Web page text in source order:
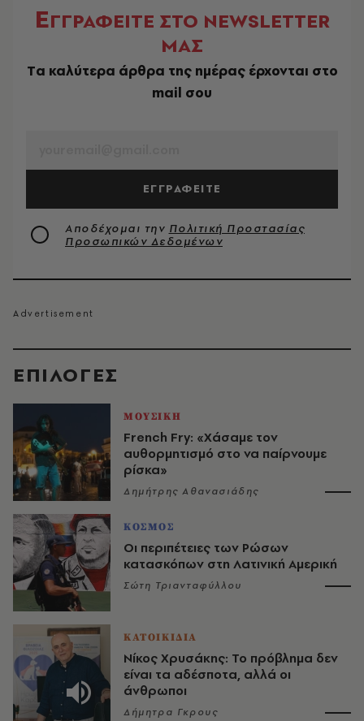
EΠΙΛΟΓΈΣ
ΜΟΥΣΙΚΗ
French Fry: «Χάσαμε τον
αυθορμητισμό στο να παίρνουμε
ρίσκα»
Δημήτρης Αθανασιάδης
ΚΟΣΜΟΣ
Οι περιπέτειες των Ρώσων
κατασκόπων στη Λατινική Αμερική
Σώτη Τριανταφύλλου
ΚΑΤΟΙΚΙΔΙΑ
Νίκος Χρυσάκης: Το πρόβλημα δεν
είναι τα αδέσποτα, αλλά οι
άνθρωποι
Δήμητρα Γκρους
ΕΓΓΡΑΦΕΙΤΕ ΣΤΟ NEWSLETTER
ΜΑΣ
Tα καλύτερα άρθρα της ημέρας έρχονται στο
mail σου
ΕΓΓΡΑΦΕΙΤΕ
Αποδέχομαι την Πολιτική Προστασίας
Προσωπικών Δεδομένων